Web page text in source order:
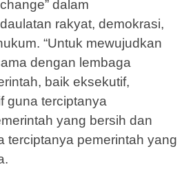
dalam
rakyat, demokrasi,
“Untuk mewujudkan
dengan lembaga
baik eksekutif,
guna terciptanya
yang bersih dan
terciptanya pemerintah yang